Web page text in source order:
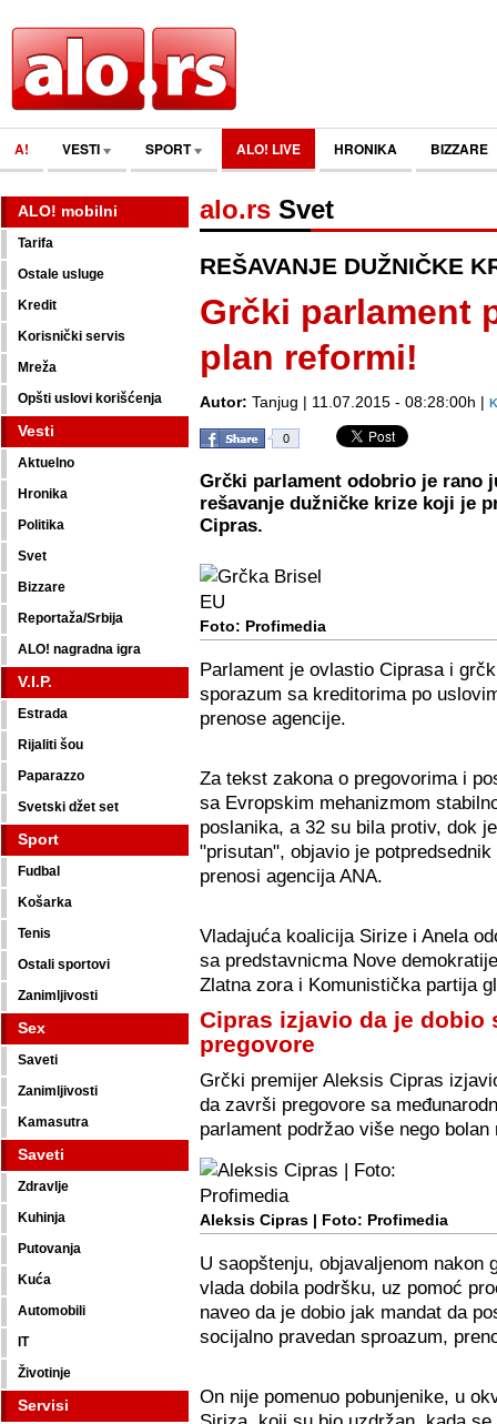
A! VESTI SPORT ALO! LIVE HRONIKA BIZZARE
ALO! mobilni
Tarifa
Ostale usluge
Kredit
Korisnički servis
Mreža
Opšti uslovi korišćenja
Vesti
Aktuelno
Hronika
Politika
Svet
Bizzare
Reportaža/Srbija
ALO! nagradna igra
V.I.P.
Estrada
Rijaliti šou
Paparazzo
Svetski džet set
Sport
Fudbal
Košarka
Tenis
Ostali sportovi
Zanimljivosti
Sex
Saveti
Zanimljivosti
Kamasutra
Saveti
Zdravlje
Kuhinja
Putovanja
Kuća
Automobili
IT
Životinje
Servisi
alo.rs Svet
REŠAVANJE DUŽNIČKE
Grčki parlament
plan reformi!
Autor: Tanjug | 11.07.2015 - 08:28:00h |
0
Grčki parlament odobrio je rano
rešavanje dužničke krize koji je
Cipras.
Foto: Profimedia
Parlament je ovlastio Ciprasa i
sporazum sa kreditorima po
prenose agencije.
Za tekst zakona o pregovorima i
sa Evropskim mehanizmom
poslanika, a 32 su bila protiv, dok
"prisutan", objavio je
prenosi agencija ANA.
Vladajuća koalicija Sirize i Anela
sa predstavnicma Nove
Zlatna zora i Komunistička partija
Cipras izjavio da je dobio
pregovore
Grčki premijer Aleksis Cipras
da završi pregovore sa
parlament podržao više nego
Aleksis Cipras | Foto: Profimedia
U saopštenju, objavaljenom nakon
vlada dobila podršku, uz pomoć
naveo da je dobio jak mandat da
socijalno pravedan sproazum,
On nije pomenuo pobunjenike, u